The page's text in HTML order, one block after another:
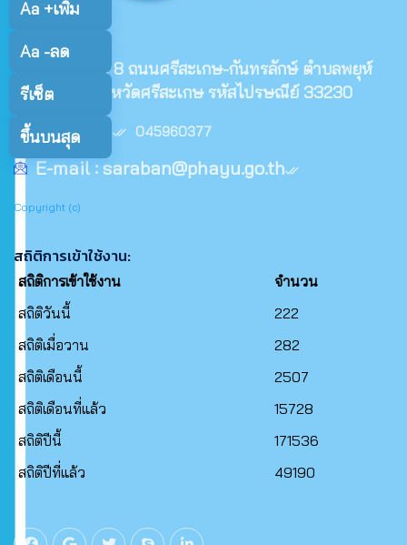
Aa +เพิ่ม
Aa -ลด
รีเซ็ต
ขึ้นบนสุด
ติดต่อเรา
99/9 หมู่ที่ 8 ถนนศรีสะเกษ-กันทรลักษ์ ตำบลพยุห์
อำเภอพยุห์ จังหวัดศรีสะเกษ รหัสไปรษณีย์ 33230
เบอร์โทร : 045960377
E-mail : saraban@phayu.go.th
Copyright (c)
สถิติการเข้าใช้งาน:
สถิติการเข้าใช้งาน
จำนวน
สถิติวันนี้
222
สถิติเมื่อวาน
282
สถิติเดือนนี้
2507
สถิติเดือนที่แล้ว
15728
สถิติปีนี้
171536
สถิติปีที่แล้ว
49190